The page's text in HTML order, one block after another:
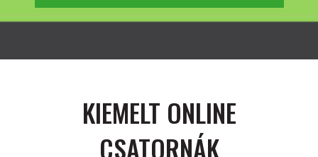
KIEMELT ONLINE
CSATORNÁK